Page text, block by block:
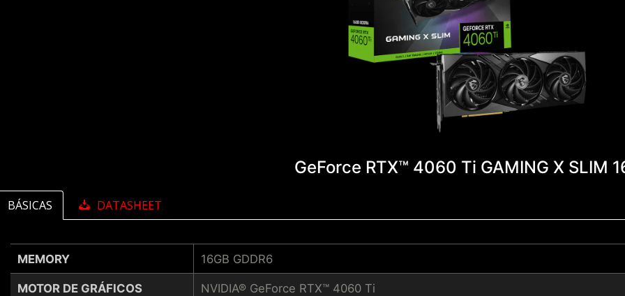
GeForce RTX™ 4060 Ti GAMING X SLIM
BÁSICAS DATASHEET
MEMORY
MOTOR DE GRÁFICOS
16GB GDDR6
NVIDIA® GeForce RTX™ 4060 Ti